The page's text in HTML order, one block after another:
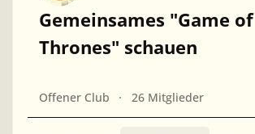
Gemeinsames "Game of
Thrones" schauen
Offener Club 26 Mitglieder